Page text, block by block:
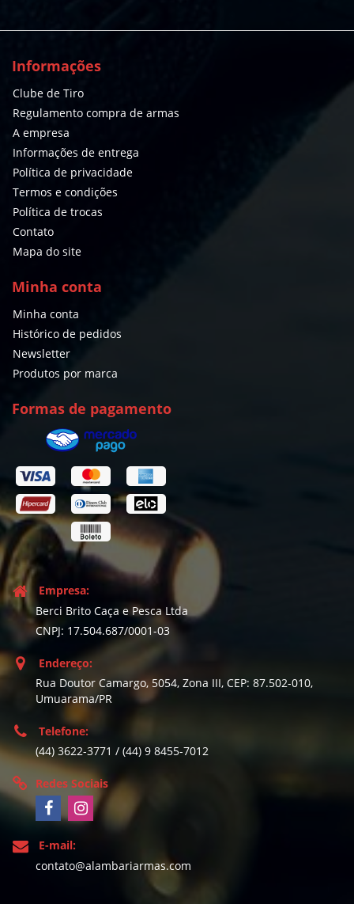
Informações
Clube de Tiro
Regulamento compra de armas
A empresa
Informações de entrega
Política de privacidade
Termos e condições
Política de trocas
Contato
Mapa do site
Minha conta
Minha conta
Histórico de pedidos
Newsletter
Produtos por marca
Formas de pagamento
Empresa:
Berci Brito Caça e Pesca Ltda
CNPJ: 17.504.687/0001-03
Endereço:
Rua Doutor Camargo, 5054, Zona III, CEP: 87.502-010,
Umuarama/PR
Telefone:
(44) 3622-3771 / (44) 9 8455-7012
Redes Sociais
E-mail:
contato@alambariarmas.com